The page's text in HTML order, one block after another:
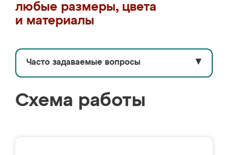
любые размеры, цвета
и материалы
Часто задаваемые вопросы ▼
Схема работы